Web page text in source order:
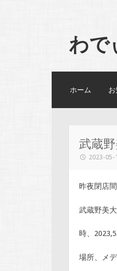
わで
ホーム
武蔵
2023-05-
昨夜閉店
武蔵野美
時、
場所、メ